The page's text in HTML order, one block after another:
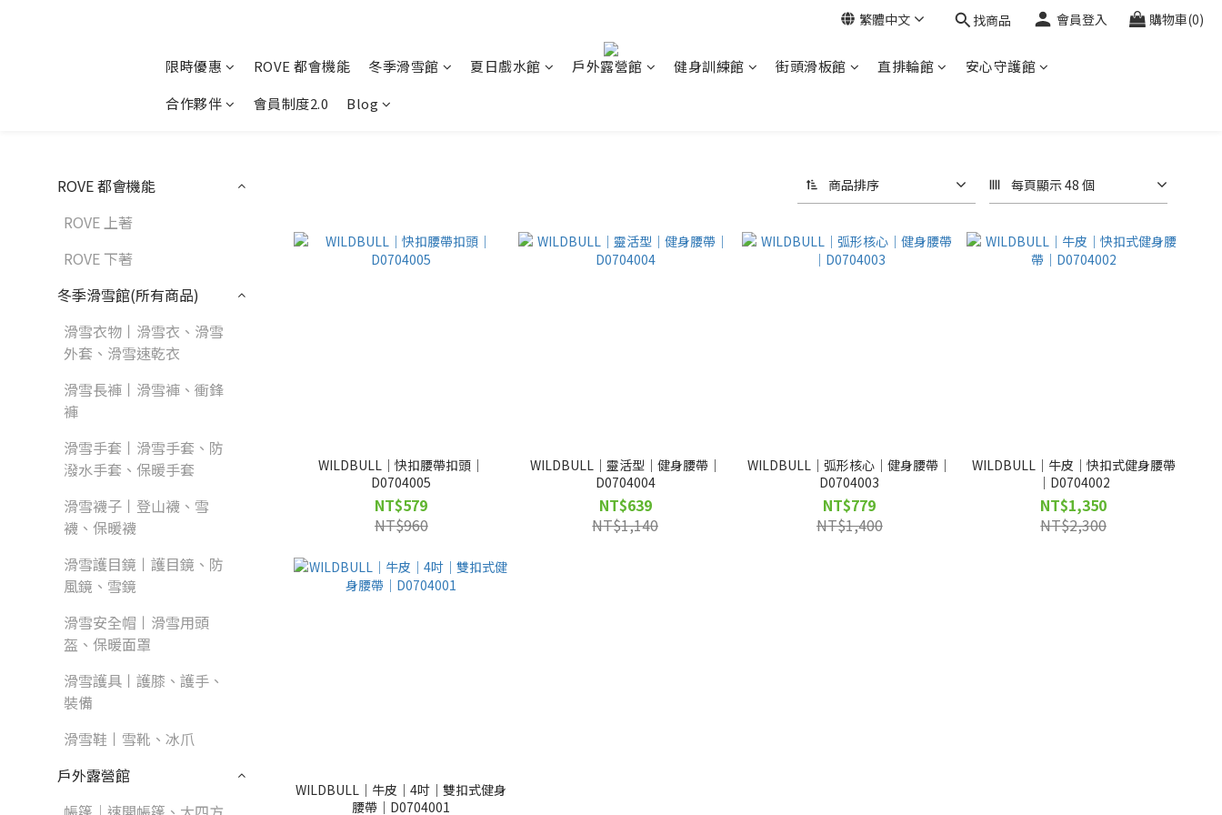
繁體中文 找商品 會員登入 購物車(0)
限時優惠 ROVE 都會機能 冬季滑雪館 夏日戲水館 戶外露營館 健身訓練館 街頭滑板館 直排輪館
安心守護館
合作夥伴
會員制度2.0 Blog
ROVE 都會機能
ROVE 上著
ROVE 下著
冬季滑雪館(所有商品)
滑雪衣物丨滑雪衣、滑雪
外套、滑雪速乾衣
滑雪長褲丨滑雪褲、衝鋒
褲
滑雪手套丨滑雪手套、防
潑水手套、保暖手套
滑雪襪子丨登山襪、雪
襪、保暖襪
滑雪護目鏡丨護目鏡、防
風鏡、雪鏡
滑雪安全帽丨滑雪用頭
盔、保暖面罩
滑雪護具丨護膝、護手、
裝備
滑雪鞋丨雪靴、冰爪
戶外露營館
商品排序 每頁顯示 48 個
WILDBULL｜快扣腰帶扣頭｜
D0704005
NT$579
NT$960
WILDBULL｜靈活型｜健身腰帶｜
D0704004
NT$639
NT$1,140
WILDBULL｜弧形核心｜健身腰帶｜
D0704003
NT$779
NT$1,400
WILDBULL｜牛皮｜快扣式健身腰帶
｜D0704002
NT$1,350
NT$2,300
WILDBULL｜牛皮｜4吋｜雙扣式健身
腰帶｜D0704001